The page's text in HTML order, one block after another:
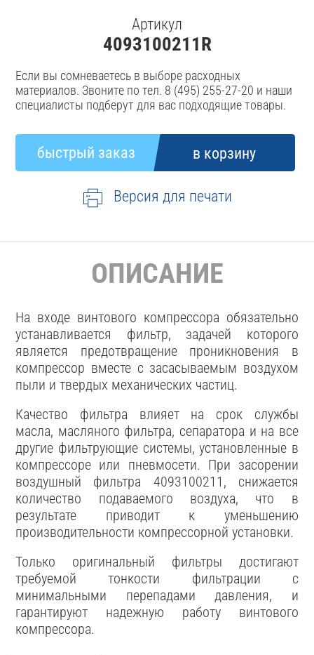
Артикул
4093100211R
Если вы сомневаетесь в выборе расходных
материалов. Звоните по тел. 8 (495) 255-27-20 и наши
специалисты подберут для вас подходящие товары.
Версия для печати
ОПИСАНИЕ
На входе винтового компрессора обязательно
устанавливается фильтр, задачей которого
является предотвращение проникновения в
компрессор вместе с засасываемым воздухом
пыли и твердых механических частиц.
Качество фильтра влияет на срок службы
масла, масляного фильтра, сепаратора и на все
другие фильтрующие системы, установленные в
компрессоре или пневмосети. При засорении
воздушный фильтра 4093100211, снижается
количество подаваемого воздуха, что в
результате приводит к уменьшению
производительности компрессорной установки.
Только оригинальный фильтры достигают
требуемой тонкости фильтрации с
минимальными перепадами давления, и
гарантируют надежную работу винтового
компрессора.